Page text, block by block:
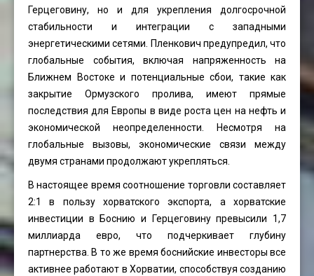
Герцеговину, но и для укрепления долгосрочной
стабильности и интеграции с западными
энергетическими сетями. Пленкович предупредил, что
глобальные события, включая напряженность на
Ближнем Востоке и потенциальные сбои, такие как
закрытие Ормузского пролива, имеют прямые
последствия для Европы в виде роста цен на нефть и
экономической неопределенности. Несмотря на
глобальные вызовы, экономические связи между
двумя странами продолжают укрепляться.
В настоящее время соотношение торговли составляет
2:1 в пользу хорватского экспорта, а хорватские
инвестиции в Боснию и Герцеговину превысили 1,7
миллиарда евро, что подчеркивает глубину
партнерства. В то же время боснийские инвесторы все
активнее работают в Хорватии, способствуя созданию